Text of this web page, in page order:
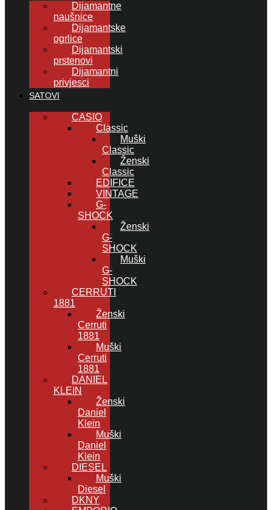
Dijamantne
naušnice
Dijamantske
ogrlice
Dijamantski
prstenovi
Dijamantni
privjesci
SATOVI
CASIO
Classic
Muški
Classic
Ženski
Classic
EDIFICE
VINTAGE
G-
SHOCK
Ženski
G-
SHOCK
Muški
G-
SHOCK
CERRUTI
1881
Ženski
Cerruti
1881
Muški
Cerruti
1881
DANIEL
KLEIN
Ženski
Daniel
Klein
Muški
Daniel
Klein
DIESEL
Muški
Diesel
DKNY